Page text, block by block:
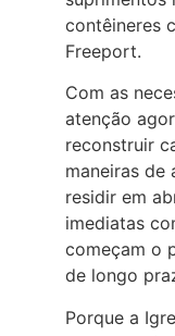
contêineres
Freeport.
Com as
atenção
reconstruir
maneiras de
residir em
imediatas
começam o
de longo
Porque a